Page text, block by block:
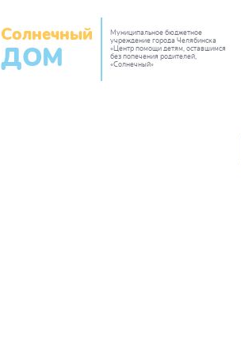
Солнечный
ДОМ
Муниципальное бюджетное
учреждение города Челябинска
«Центр помощи детям, оставшимся
без попечения родителей,
«Солнечный»